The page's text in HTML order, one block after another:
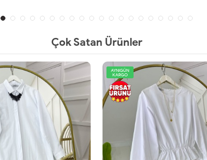
Çok Satan Ürünler
YENİ
AYNIGÜN
KARGO